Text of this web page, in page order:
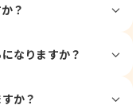
？
なりますか？
か？